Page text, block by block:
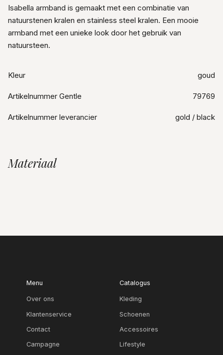
Isabella armband is gemaakt met een combinatie van
natuurstenen kralen en stainless steel kralen. Een mooie
armband met een unieke look door het gebruik van
natuursteen.
Kleur goud
Artikelnummer Gentle 79769
Artikelnummer leverancier gold / black
Materiaal
Menu
Over ons
Klantenservice
Contact
Campagne
Catalogus
Kleding
Schoenen
Accessoires
Lifestyle